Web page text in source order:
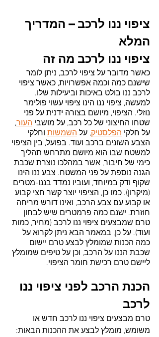
ציפוי ננו לרכב – המדריך
המלא
ציפוי ננו לרכב מה זה
כאשר מדובר על ציפוי לרכב, ניתן לומר
שישנם כמה וכמה אפשרויות, כאשר ציפוי
לרכב ננו בולט באיכות וביעילות שלו.
למעשה, ציפוי ננו הינו ציפוי עשוי פולימר
נוזלי. הציפוי, מיושם בצורה ידנית על פני
שטחו החיצוני של כל רכב, על מושבי העור,
על חלקי הפלסטיק, על השמשות וחלקי
הצבע השונים ברכב ועוד. בפועל, בין הציפוי
למשטח שבו הוא מיושם מתרחש תהליך
כימי של חיבור, אשר במהלכו נוצרת שכבת
הגנה נוספת על פני המשטח. צבע ננו הינו
שקוף ודק במיוחד, ועוביו נמדד בננו-מטרים
(מיקרון). כמו כן, הציפוי יוצר קשר חצי קבוע
או קבוע עם צבע הרכב, ואינו דורש מריחה
חוזרת. ישנם כמה פרמטרים שיש לבחון
טרם שמבצעים ציפוי ננו לרכב (מחיר, כמות
ועוד). על כן, במאמר הבא ניתן לקרוא על
כמה הכנות שמומלץ לבצע טרם יישום
שכבת הננו על הרכב, וכן על טיפים שמומלץ
ליישם טרם רכישת חומר הציפוי.
הכנת הרכב לפני ציפוי ננו
לרכב
טרם מבצעים ציפוי ננו לרכב חדש או
משומש, מומלץ לבצע את ההכנות הבאות: